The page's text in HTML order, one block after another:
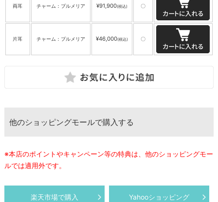
両耳 チャーム：プルメリア ¥91,900(税込) 〇
片耳 チャーム：プルメリア ¥46,000(税込) 〇
他のショッピングモールで購入する
※本店のポイントやキャンペーン等の特典は、他のショッピングモー
ルでは適用外です。
楽天市場で購入 Yahooショッピング